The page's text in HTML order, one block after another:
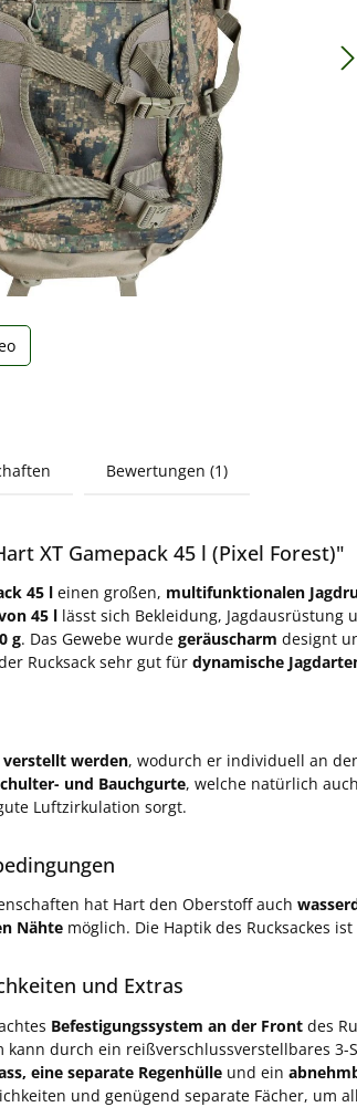
Bewertungen (1)
XT Gamepack 45 l (Pixel Forest)"
45 l einen großen, multifunktionalen
45 l lässt sich Bekleidung,
g. Das Gewebe wurde geräuscharm designt
Rucksack sehr gut für dynamische
verstellt werden, wodurch er individuell an
und Bauchgurte, welche natürlich
Luftzirkulation sorgt.
hat Hart den Oberstoff auch
Nähte möglich. Die Haptik des Rucksackes
und Extras
Befestigungssystem an der Front des
durch ein reißverschlussverstellbares
eine separate Regenhülle und ein
und genügend separate Fächer, um